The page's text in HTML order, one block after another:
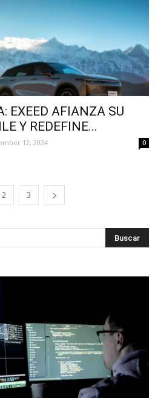
EXEED AFIANZA SU
Y REDEFINE...
12, 2024 0
2 3